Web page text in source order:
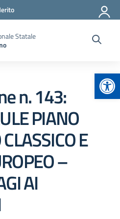
Statale
n. 143:
PIANO
E
–
AI